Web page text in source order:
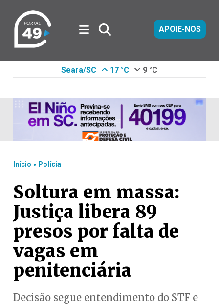
APOIE-NOS
Seara/SC 17 °C 9 °C
Início . Polícia
Soltura em massa:
Justiça libera 89
presos por falta de
vagas em
penitenciária
Decisão segue entendimento do STF e